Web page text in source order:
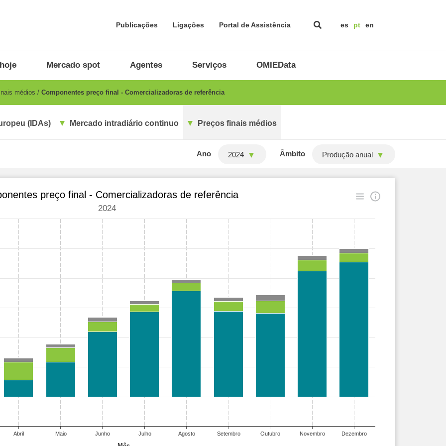
Publicações Ligações Portal de Assistência es pt en
Mercado spot Agentes Serviços OMIEData
médios Componentes preço final - Comercializadoras de referência
(IDAs) Mercado intradiário continuo Preços finais médios
Ano 2024 Âmbito Produção anual
preço final - Comercializadoras de referência
2024
Abril Maio Junho Julho Agosto Setembro Outubro Novembro Dezembro